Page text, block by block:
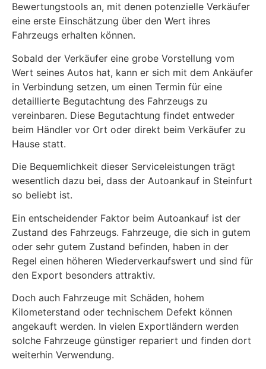
Bewertungstools an, mit denen potenzielle Verkäufer
eine erste Einschätzung über den Wert ihres
Fahrzeugs erhalten können.
Sobald der Verkäufer eine grobe Vorstellung vom
Wert seines Autos hat, kann er sich mit dem Ankäufer
in Verbindung setzen, um einen Termin für eine
detaillierte Begutachtung des Fahrzeugs zu
vereinbaren. Diese Begutachtung findet entweder
beim Händler vor Ort oder direkt beim Verkäufer zu
Hause statt.
Die Bequemlichkeit dieser Serviceleistungen trägt
wesentlich dazu bei, dass der Autoankauf in Steinfurt
so beliebt ist.
Ein entscheidender Faktor beim Autoankauf ist der
Zustand des Fahrzeugs. Fahrzeuge, die sich in gutem
oder sehr gutem Zustand befinden, haben in der
Regel einen höheren Wiederverkaufswert und sind für
den Export besonders attraktiv.
Doch auch Fahrzeuge mit Schäden, hohem
Kilometerstand oder technischem Defekt können
angekauft werden. In vielen Exportländern werden
solche Fahrzeuge günstiger repariert und finden dort
weiterhin Verwendung.